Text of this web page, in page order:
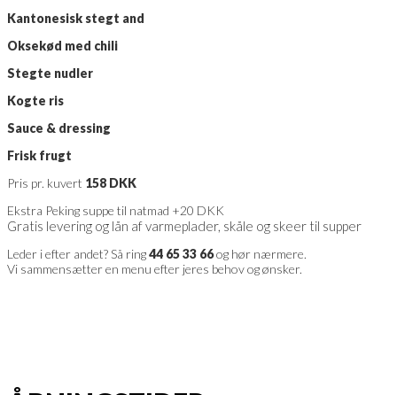
Kantonesisk stegt and
Oksekød med chili
Stegte nudler
Kogte ris
Sauce & dressing
Frisk frugt
Pris pr. kuvert 158 DKK
Ekstra Peking suppe til natmad +20 DKK
Gratis levering og lån af varmeplader, skåle og skeer til supper
Leder i efter andet? Så ring44 65 33 66og hør nærmere.
Vi sammensætter en menu efter jeres behov og ønsker.